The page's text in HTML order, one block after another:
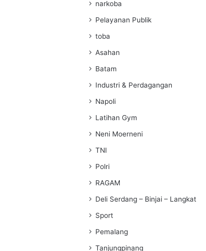
narkoba
Pelayanan Publik
toba
Asahan
Batam
Industri & Perdagangan
Napoli
Latihan Gym
Neni Moerneni
TNI
Polri
RAGAM
Deli Serdang – Binjai – Langkat
Sport
Pemalang
Tanjungpinang